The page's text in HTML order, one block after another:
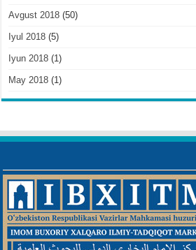
Avgust 2018 (50)
Iyul 2018 (5)
Iyun 2018 (1)
May 2018 (1)